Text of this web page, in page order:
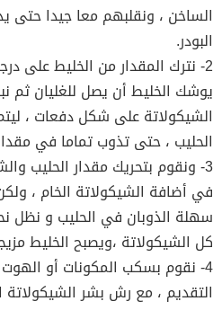
الساخن ، ونقلبهم معا جيدا حتى
البودر.
2- نترك المقدار من الخليط على
يوشك الخليط أن يصل للغليان ثم
الشيكولاتة على شكل دفعات ،
الحليب ، حتى تذوب تماما في
3- ونقوم بتحريك مقدار الحليب
في أضافة الشيكولاتة الخام ،
سهلة الذوبان في الحليب و نظل
كل الشيكولاتة ،ويصبح الخليط
4- نقوم بسكب المكونات أو
التقديم ، مع رش بشر